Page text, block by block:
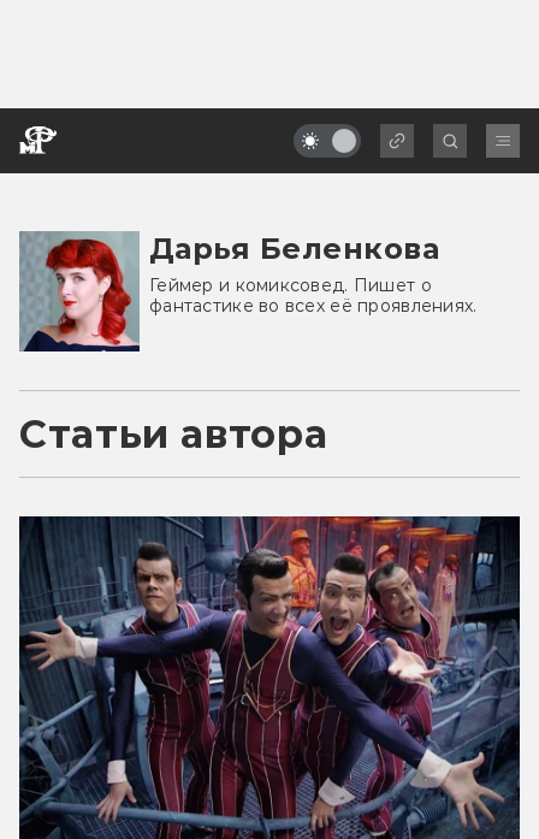
Дарья Беленкова
Геймер и комиксовед. Пишет о
фантастике во всех её проявлениях.
Статьи автора